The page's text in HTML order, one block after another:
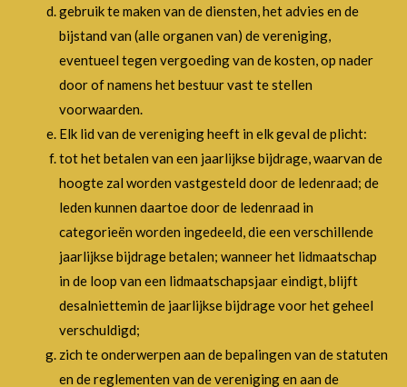
gebruik te maken van de diensten, het advies en de
bijstand van (alle organen van) de vereniging,
eventueel tegen vergoeding van de kosten, op nader
door of namens het bestuur vast te stellen
voorwaarden.
Elk lid van de vereniging heeft in elk geval de plicht:
tot het betalen van een jaarlijkse bijdrage, waarvan de
hoogte zal worden vastgesteld door de ledenraad; de
leden kunnen daartoe door de ledenraad in
categorieën worden ingedeeld, die een verschillende
jaarlijkse bijdrage betalen; wanneer het lidmaatschap
in de loop van een lidmaatschapsjaar eindigt, blijft
desalniettemin de jaarlijkse bijdrage voor het geheel
verschuldigd;
zich te onderwerpen aan de bepalingen van de statuten
en de reglementen van de vereniging en aan de